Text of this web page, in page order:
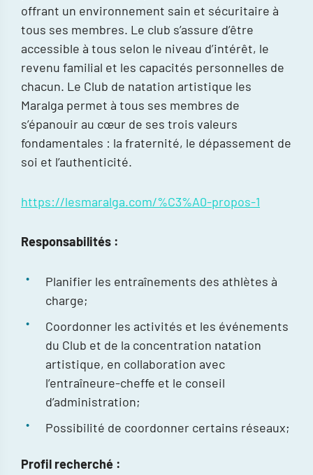
offrant un environnement sain et sécuritaire à
tous ses membres. Le club s’assure d’être
accessible à tous selon le niveau d’intérêt, le
revenu familial et les capacités personnelles de
chacun. Le Club de natation artistique les
Maralga permet à tous ses membres de
s’épanouir au cœur de ses trois valeurs
fondamentales : la fraternité, le dépassement de
soi et l’authenticité.
https://lesmaralga.com/%C3%A0-propos-1
Responsabilités :
Planifier les entraînements des athlètes à
charge;
Coordonner les activités et les événements
du Club et de la concentration natation
artistique, en collaboration avec
l’entraîneure-cheffe et le conseil
d’administration;
Possibilité de coordonner certains réseaux;
Profil recherché :